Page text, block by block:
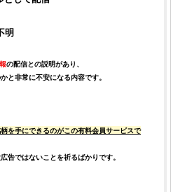
明
の配信との説明があり、
と非常に不安になる内容です。
を手にできるのがこの有料会員サービスで
告ではないことを祈るばかりです。